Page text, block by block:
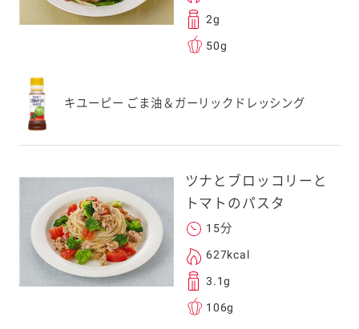
2g
50g
キユーピー ごま油＆ガーリックドレッシング
ツナとブロッコリーと
トマトのパスタ
15分
627kcal
3.1g
106g